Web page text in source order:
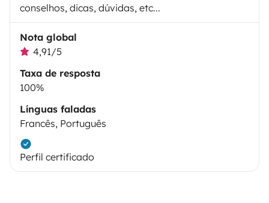
conselhos, dicas, dúvidas, etc...
Nota global
4,91/5
Taxa de resposta
100%
Línguas faladas
Francês, Português
Perfil certificado